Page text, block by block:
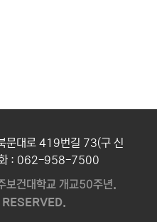
문대로 419번길 73(구 신
: 062-958-7500
보건대학교 개교50주년.